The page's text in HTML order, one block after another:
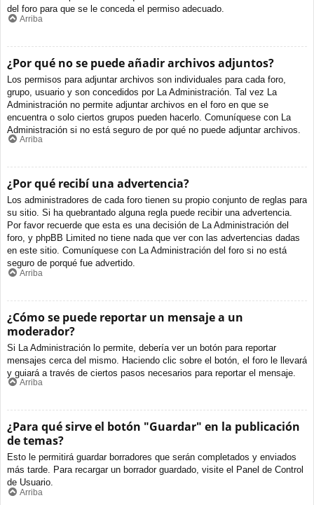
del foro para que se le conceda el permiso adecuado.
Arriba
¿Por qué no se puede añadir archivos adjuntos?
Los permisos para adjuntar archivos son individuales para cada foro,
grupo, usuario y son concedidos por La Administración. Tal vez La
Administración no permite adjuntar archivos en el foro en que se
encuentra o solo ciertos grupos pueden hacerlo. Comuníquese con La
Administración si no está seguro de por qué no puede adjuntar archivos.
Arriba
¿Por qué recibí una advertencia?
Los administradores de cada foro tienen su propio conjunto de reglas para
su sitio. Si ha quebrantado alguna regla puede recibir una advertencia.
Por favor recuerde que esta es una decisión de La Administración del
foro, y phpBB Limited no tiene nada que ver con las advertencias dadas
en este sitio. Comuníquese con La Administración del foro si no está
seguro de porqué fue advertido.
Arriba
¿Cómo se puede reportar un mensaje a un
moderador?
Si La Administración lo permite, debería ver un botón para reportar
mensajes cerca del mismo. Haciendo clic sobre el botón, el foro le llevará
y guiará a través de ciertos pasos necesarios para reportar el mensaje.
Arriba
¿Para qué sirve el botón "Guardar" en la publicación
de temas?
Esto le permitirá guardar borradores que serán completados y enviados
más tarde. Para recargar un borrador guardado, visite el Panel de Control
de Usuario.
Arriba